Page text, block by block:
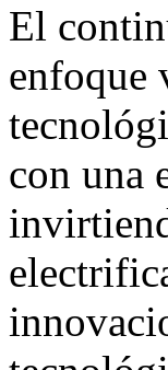
El
enfoque
con una